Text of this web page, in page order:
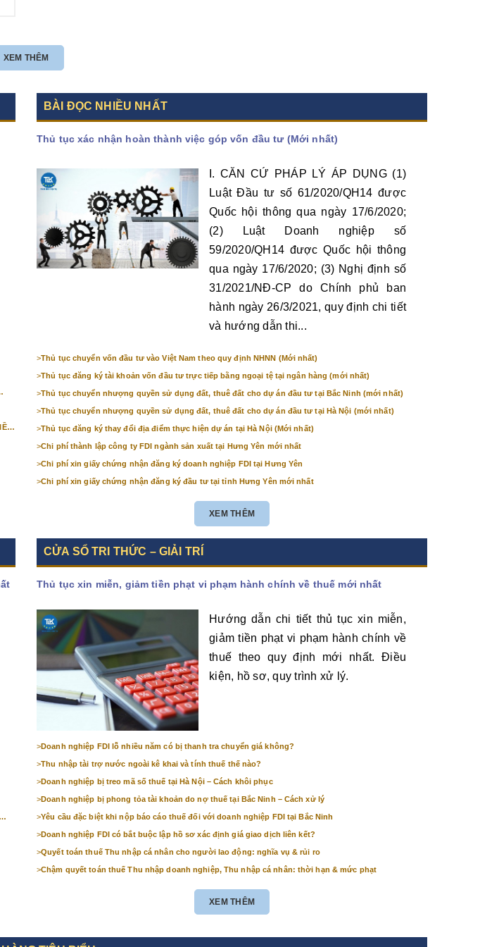
Xem thêm
XEM THÊM
BÀI ĐỌC NHIỀU NHẤT
Thủ tục xác nhận hoàn thành việc góp vốn đầu tư (Mới nhất)
I. CĂN CỨ PHÁP LÝ ÁP DỤNG (1)
Luật Đầu tư số 61/2020/QH14 được
Quốc hội thông qua ngày 17/6/2020;
(2) Luật Doanh nghiệp số
59/2020/QH14 được Quốc hội thông
qua ngày 17/6/2020; (3) Nghị định số
31/2021/NĐ-CP do Chính phủ ban
hành ngày 26/3/2021, quy định chi tiết
và hướng dẫn thi...
>Thủ tục chuyển vốn đầu tư vào Việt Nam theo quy định NHNN (Mới nhất)
>Thủ tục đăng ký tài khoản vốn đầu tư trực tiếp bằng ngoại tệ tại ngân hàng (mới nhất)
>Thủ tục chuyển nhượng quyền sử dụng đất, thuê đất cho dự án đầu tư tại Bắc Ninh (mới nhất)
>Thủ tục chuyển nhượng quyền sử dụng đất, thuê đất cho dự án đầu tư tại Hà Nội (mới nhất)
>Thủ tục đăng ký thay đổi địa điểm thực hiện dự án tại Hà Nội (Mới nhất)
>Chi phí thành lập công ty FDI ngành sản xuất tại Hưng Yên mới nhất
>Chi phí xin giấy chứng nhận đăng ký doanh nghiệp FDI tại Hưng Yên
>Chi phí xin giấy chứng nhận đăng ký đầu tư tại tỉnh Hưng Yên mới nhất
XEM THÊM
CỬA SỔ TRI THỨC – GIẢI TRÍ
Thủ tục xin miễn, giảm tiền phạt vi phạm hành chính về thuế mới nhất
Hướng dẫn chi tiết thủ tục xin miễn,
giảm tiền phạt vi phạm hành chính về
thuế theo quy định mới nhất. Điều
kiện, hồ sơ, quy trình xử lý.
>Doanh nghiệp FDI lỗ nhiều năm có bị thanh tra chuyển giá không?
>Thu nhập tài trợ nước ngoài kê khai và tính thuế thế nào?
>Doanh nghiệp bị treo mã số thuế tại Hà Nội – Cách khôi phục
>Doanh nghiệp bị phong tỏa tài khoản do nợ thuế tại Bắc Ninh – Cách xử lý
>Yêu cầu đặc biệt khi nộp báo cáo thuế đối với doanh nghiệp FDI tại Bắc Ninh
>Doanh nghiệp FDI có bắt buộc lập hồ sơ xác định giá giao dịch liên kết?
>Quyết toán thuế Thu nhập cá nhân cho người lao động: nghĩa vụ & rủi ro
>Chậm quyết toán thuế Thu nhập doanh nghiệp, Thu nhập cá nhân: thời hạn & mức phạt
XEM THÊM